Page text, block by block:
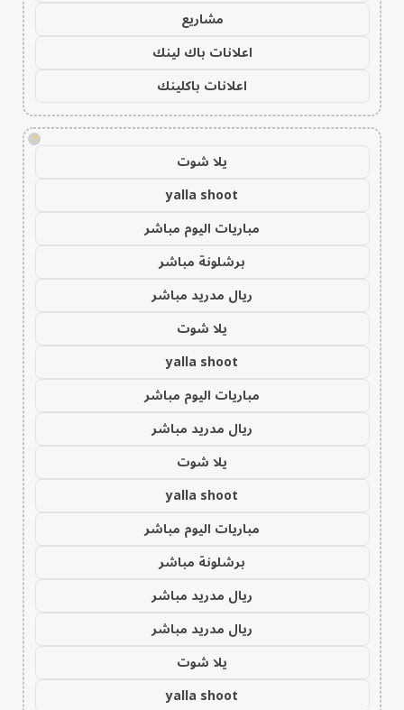
مشاريع
اعلانات باك لينك
اعلانات باكلينك
!
يلا شوت
yalla shoot
مباريات اليوم مباشر
برشلونة مباشر
ريال مدريد مباشر
يلا شوت
yalla shoot
مباريات اليوم مباشر
ريال مدريد مباشر
يلا شوت
yalla shoot
مباريات اليوم مباشر
برشلونة مباشر
ريال مدريد مباشر
ريال مدريد مباشر
يلا شوت
yalla shoot